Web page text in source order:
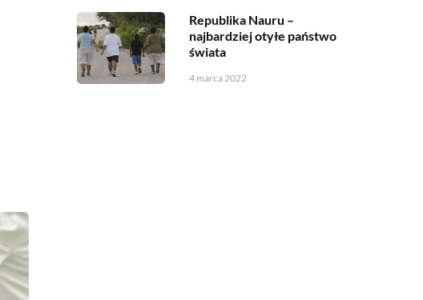
Republika Nauru –
najbardziej otyłe państwo
świata
4 marca 2022